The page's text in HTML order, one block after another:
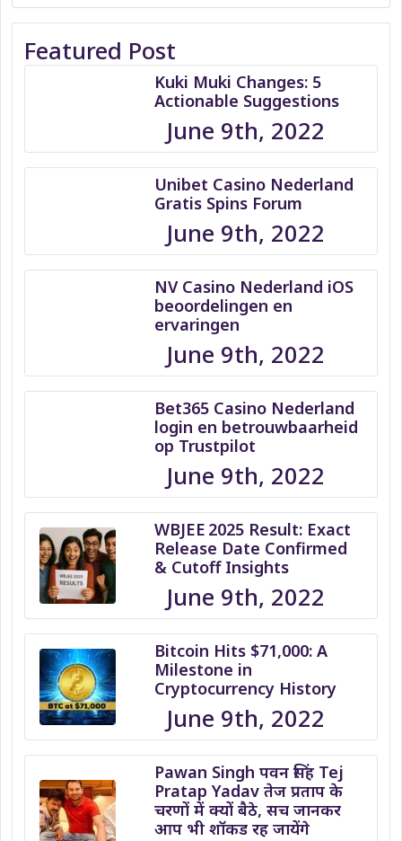
Featured Post
Kuki Muki Changes: 5
Actionable Suggestions
June 9th, 2022
Unibet Casino Nederland
Gratis Spins Forum
June 9th, 2022
NV Casino Nederland iOS
beoordelingen en
ervaringen
June 9th, 2022
Bet365 Casino Nederland
login en betrouwbaarheid
op Trustpilot
June 9th, 2022
WBJEE 2025 Result: Exact
Release Date Confirmed
& Cutoff Insights
June 9th, 2022
Bitcoin Hits $71,000: A
Milestone in
Cryptocurrency History
June 9th, 2022
Pawan Singh पवन सिंह Tej
Pratap Yadav तेज प्रताप के
चरणों में क्यों बैठे, सच जानकर
आप भी शॉकड रह जायेंगे